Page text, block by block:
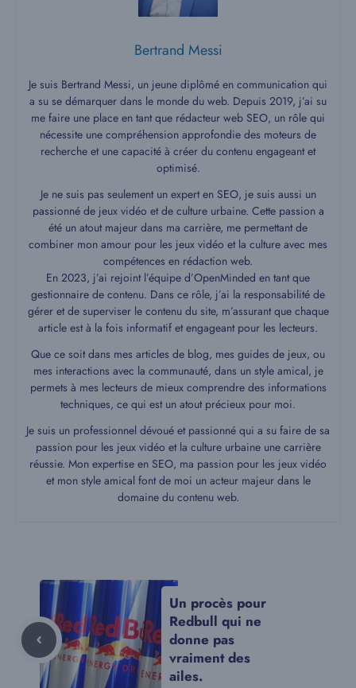
Bertrand Messi
Je suis Bertrand Messi, un jeune diplômé en communication qui
a su se démarquer dans le monde du web. Depuis 2019, j’ai su
me faire une place en tant que rédacteur web SEO, un rôle qui
nécessite une compréhension approfondie des moteurs de
recherche et une capacité à créer du contenu engageant et
optimisé.
Je ne suis pas seulement un expert en SEO, je suis aussi un
passionné de jeux vidéo et de culture urbaine. Cette passion a
été un atout majeur dans ma carrière, me permettant de
combiner mon amour pour les jeux vidéo et la culture avec mes
compétences en rédaction web.
En 2023, j’ai rejoint l’équipe d’OpenMinded en tant que
gestionnaire de contenu. Dans ce rôle, j’ai la responsabilité de
gérer et de superviser le contenu du site, m’assurant que chaque
article est à la fois informatif et engageant pour les lecteurs.
Que ce soit dans mes articles de blog, mes guides de jeux, ou
mes interactions avec la communauté, dans un style amical, je
permets à mes lecteurs de mieux comprendre des informations
techniques, ce qui est un atout précieux pour moi.
Je suis un professionnel dévoué et passionné qui a su faire de sa
passion pour les jeux vidéo et la culture urbaine une carrière
réussie. Mon expertise en SEO, ma passion pour les jeux vidéo
et mon style amical font de moi un acteur majeur dans le
domaine du contenu web.
Un procès pour
Redbull qui ne
donne pas
vraiment des
ailes.